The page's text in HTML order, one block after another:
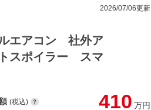
2026/07/06更新
エアコン 社外ア
スポイラー スマ
(税込) 410 万円